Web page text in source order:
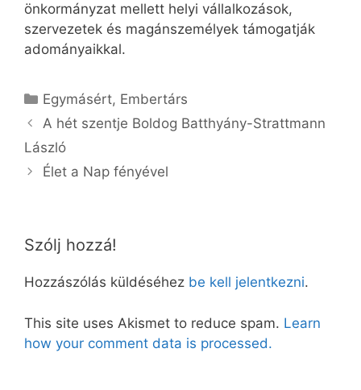
önkormányzat mellett helyi vállalkozások,
szervezetek és magánszemélyek támogatják
adományaikkal.
Kategória
Egymásért, Embertárs
A hét szentje Boldog Batthyány-Strattmann
László
Élet a Nap fényével
Szólj hozzá!
Hozzászólás küldéséhez be kell jelentkezni.
This site uses Akismet to reduce spam. Learn
how your comment data is processed.